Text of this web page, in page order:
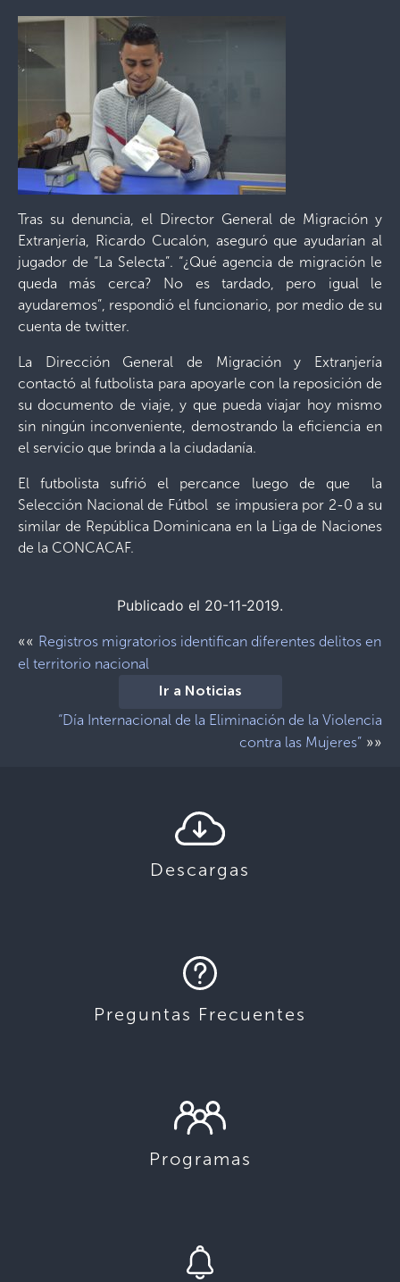
Tras su denuncia, el Director General de Migración y
Extranjería, Ricardo Cucalón, aseguró que ayudarían al
jugador de “La Selecta”. “¿Qué agencia de migración le
queda más cerca? No es tardado, pero igual le
ayudaremos”, respondió el funcionario, por medio de su
cuenta de twitter.
La Dirección General de Migración y Extranjería
contactó al futbolista para apoyarle con la reposición de
su documento de viaje, y que pueda viajar hoy mismo
sin ningún inconveniente, demostrando la eficiencia en
el servicio que brinda a la ciudadanía.
El futbolista sufrió el percance luego de que la
Selección Nacional de Fútbol se impusiera por 2-0 a su
similar de República Dominicana en la Liga de Naciones
de la CONCACAF.
Publicado el 20-11-2019.
«« Registros migratorios identifican diferentes delitos en
el territorio nacional
Ir a Noticias
“Día Internacional de la Eliminación de la Violencia
contra las Mujeres” »»
Descargas
Preguntas Frecuentes
Programas